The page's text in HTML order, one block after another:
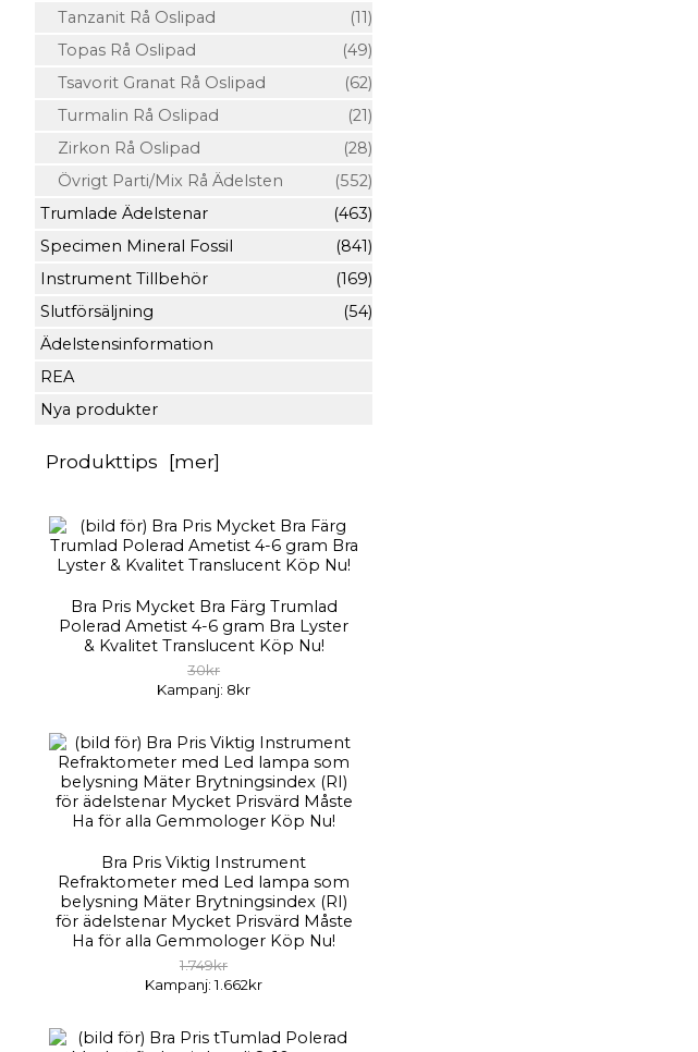
Tanzanit Rå Oslipad
(11)
Topas Rå Oslipad
(49)
Tsavorit Granat Rå Oslipad
(62)
Turmalin Rå Oslipad
(21)
Zirkon Rå Oslipad
(28)
Övrigt Parti/Mix Rå Ädelsten
(552)
Trumlade Ädelstenar
(463)
Specimen Mineral Fossil
(841)
Instrument Tillbehör
(169)
Slutförsäljning
(54)
Ädelstensinformation
REA
Nya produkter
Produkttips [mer]
Bra Pris Mycket Bra Färg Trumlad
Polerad Ametist 4-6 gram Bra Lyster
& Kvalitet Translucent Köp Nu!
30kr
Kampanj: 8kr
Bra Pris Viktig Instrument
Refraktometer med Led lampa som
belysning Mäter Brytningsindex (RI)
för ädelstenar Mycket Prisvärd Måste
Ha för alla Gemmologer Köp Nu!
1.749kr
Kampanj: 1.662kr